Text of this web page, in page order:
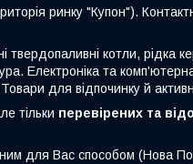
ринку "Купон").
твердопаливні котли,
Електроніка та
для відпочинку й
тільки перевірених та
для Вас способом (Нова